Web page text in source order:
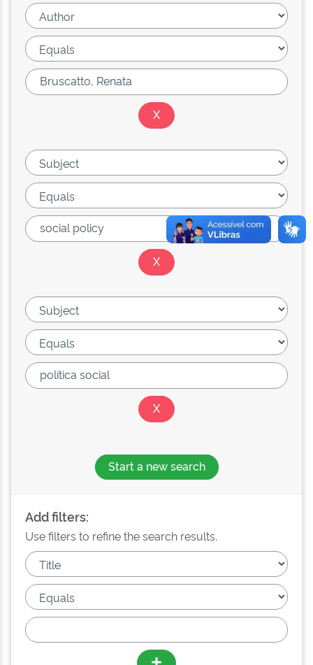
Start a new search
Add filters:
Use filters to refine the search results.